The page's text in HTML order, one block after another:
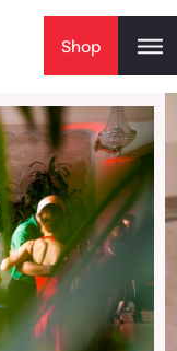
Shop